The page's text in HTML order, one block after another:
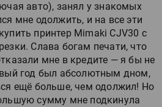
авто), занял у знакомых
мне одолжить, и на все эти
принтер Mimaki CJV30 с
Слава богам печати, что
мне в кредите — я бы не
год был абсолютным дном,
ещё больше, чем одолжил! Но
сумму мне подкинула